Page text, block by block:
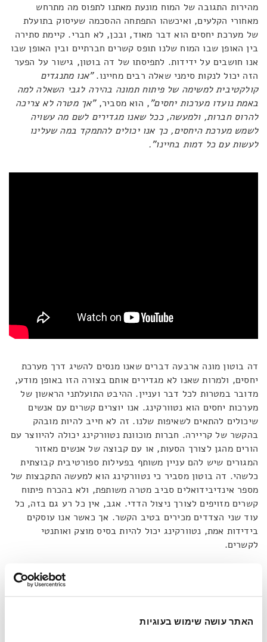
האתר עושה שימוש בעוגיות
מהירות התגובה של המוח מונעת מאתנו לתפוס מה מתרחש
מאחורי הקלעים, ואיכשהו התפתחה ההסכמה שעיסוק בתועלת
של מערכת יחסים הוא דבר מאוד, ובכן, לא חברי. קיימת סתירה
בין האופן שבו המוח שלנו תופס קשרים חברתיים ובין האופן שבו
אנו חושבים על ידידות. לתפיסתו של דה בוטון, גישור על הפער
הזה יכול לנקות סימני שאלה רבים מחיינו."אנו מתנגדים
קולקטיבית למשימה של פיתוח תמונה בהירה לגבי השאלה למה
באמת נועדו מערכות יחסים", הוא מסביר,"אך מטרה לא צריכה
להרוס חברות, ולמעשה, ככל שאנו מגדירים לשם מה עשויה
לשמש מערכת היחסים, כך אנו יכולים להתמקד במה שעלינו
לעשות עם כל דמות בחיינו".
דה בוטון מונה ארבעה דברים שאנו מנסים להשיג דרך מערכת
יחסים, ולמרות שאנו לא מגדירים אותם בצורה הזו באופן מודע,
מדובר במטרות לכל דבר ועניין. ההיבט התועלתני הראשון של
מערכות יחסים הוא נטוורקינג. אנו יוצרים קשרים עם אנשים
שיכולים להתאים לשאיפות שלנו. זה לא חייב להיות מובהק
בהקשר של קריירה. חברות מוכוונת נטוורקינג יכולה להיווצר עם
הורים מהגן לצורך הסעות, או עם קבוצה של אנשים מאזור
המגורים שיש להם עניין משותף בפעילות ספורטיבית קבוצתית
כלשהי. דה בוטון מסביר כי נטוורקינג הוא למעשה התקבצות של
מספר אינדיבידואלים סביב מטרה משותפת, ולא בהכרח פיתוח
קשרים מזויפים לצורך ניצול הדדי. אגב, אין כל רע גם בזה, כל
עוד שני הצדדים מכירים בטיב הקשר. אך כאשר אנו עוסקים
בידידות אמת, נטוורקינג יכול להיות בסיס מוצק ואותנטי
לקשרים.
תועלת נוספת של חברות נוגעת לנחמה ולביטחון שבאים עם קשר
אנושי. דה בוטון מסביר כי בני האדם הם יצורים שחייהם כוללים
ש"כללי ההתנהלות הנימוסית מעמידים אותנו בסכנה תמידית